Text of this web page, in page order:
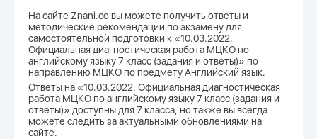
На сайте Znani.co вы можете получить ответы и
методические рекомендации по экзамену для
самостоятельной подготовки к «10.03.2022.
Официальная диагностическая работа МЦКО по
английскому языку 7 класс (задания и ответы)» по
направлению МЦКО по предмету Английский язык.
Ответы на «10.03.2022. Официальная диагностическая
работа МЦКО по английскому языку 7 класс (задания и
ответы)» доступны для 7 класса, но также вы всегда
можете следить за актуальными обновлениями на
сайте.